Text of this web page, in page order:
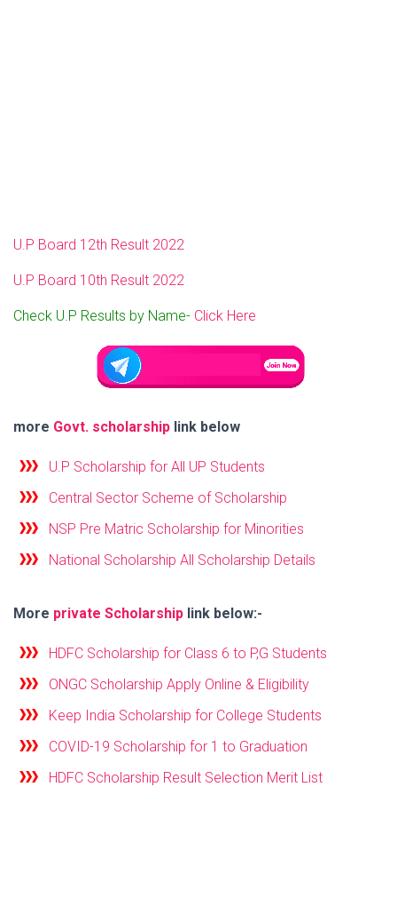
U.P Board 12th Result 2022
U.P Board 10th Result 2022
Check U.P Results by Name- Click Here
more Govt. scholarship link below
U.P Scholarship for All UP Students
Central Sector Scheme of Scholarship
NSP Pre Matric Scholarship for Minorities
National Scholarship All Scholarship Details
More private Scholarship link below:-
HDFC Scholarship for Class 6 to P,G Students
ONGC Scholarship Apply Online & Eligibility
Keep India Scholarship for College Students
COVID-19 Scholarship for 1 to Graduation
HDFC Scholarship Result Selection Merit List